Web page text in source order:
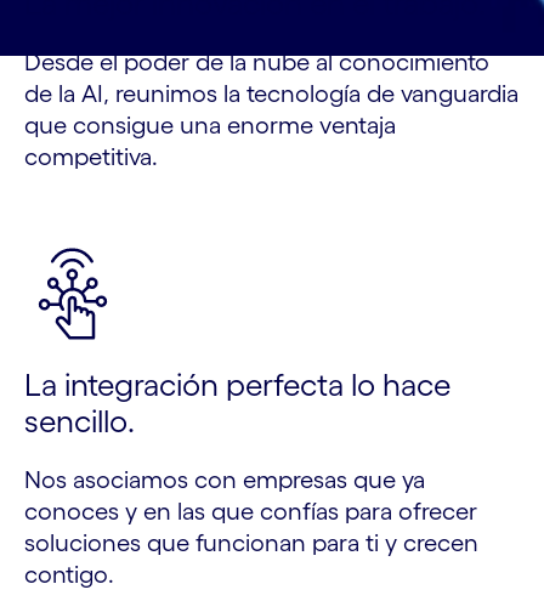
Desde el poder de la nube al conocimiento
de la AI, reunimos la tecnología de vanguardia
que consigue una enorme ventaja
competitiva.
La integración perfecta lo hace
sencillo.
Nos asociamos con empresas que ya
conoces y en las que confías para ofrecer
soluciones que funcionan para ti y crecen
contigo.